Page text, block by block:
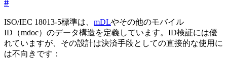
ISO/IEC 18013-5標準は、 mDLやその他のモバイル
ID（mdoc）のデータ構造を定義しています。ID検証には優
れていますが、その設計は決済手段としての直接的な使用に
は不向きです：